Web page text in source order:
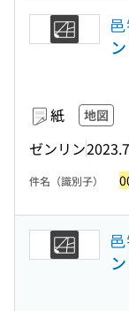
紙 地図
ゼンリン2023.7
件名（識別子）